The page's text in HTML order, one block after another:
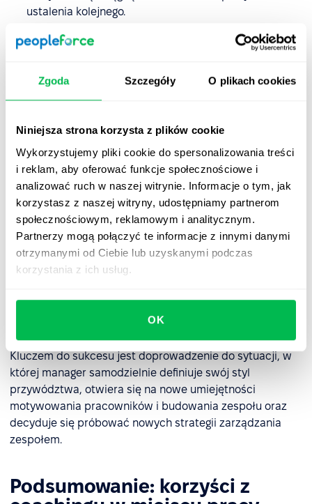
Zgoda Szczegóły O plikach cookies
Niniejsza strona korzysta z plików cookie
Wykorzystujemy pliki cookie do spersonalizowania treści
i reklam, aby oferować funkcje społecznościowe i
analizować ruch w naszej witrynie. Informacje o tym, jak
korzystasz z naszej witryny, udostępniamy partnerom
społecznościowym, reklamowym i analitycznym.
Partnerzy mogą połączyć te informacje z innymi danymi
otrzymanymi od Ciebie lub uzyskanymi podczas
korzystania z ich usług.
OK
ustalenia kolejnego.
Czas trwania i częstotliwość sesji coachingowych nie
powinny mieć sztywnych ram. Muszą być jednak
organizacyjnych pracownika. Średnio sesja trwa około
godziny, a sam coaching od kilku tygodni, do mniej
wykorzystać funkcjonalności platformy HR, np.
cykliczne spotkania 1:1
Jak coachować managerów?
Coaching managerów często koncentruje się na
konkretnych wyzwaniach, które stają przed liderami, np.
Kluczem do sukcesu jest doprowadzenie do sytuacji, w
której manager samodzielnie definiuje swój styl
przywództwa, otwiera się na nowe umiejętności
motywowania pracowników i budowania zespołu oraz
decyduje się próbować nowych strategii zarządzania
zespołem.
Podsumowanie: korzyści z